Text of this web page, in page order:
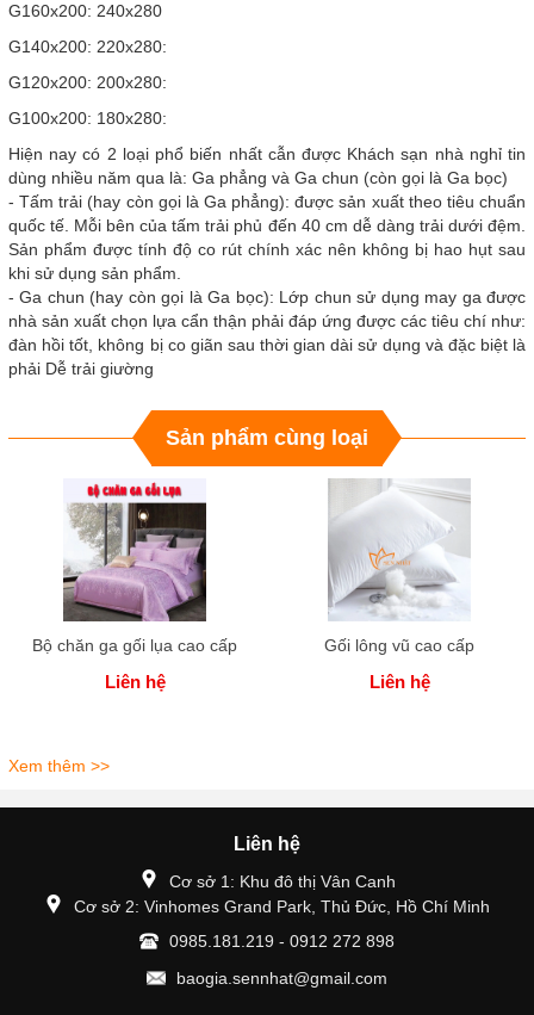
G160x200: 240x280
G140x200: 220x280:
G120x200: 200x280:
G100x200: 180x280:
Hiện nay có 2 loại phổ biến nhất cẫn được Khách sạn nhà nghỉ tin
dùng nhiều năm qua là: Ga phẳng và Ga chun (còn gọi là Ga bọc)
- Tấm trải (hay còn gọi là Ga phẳng): được sản xuất theo tiêu chuẩn
quốc tế. Mỗi bên của tấm trải phủ đến 40 cm dễ dàng trải dưới đệm.
Sản phẩm được tính độ co rút chính xác nên không bị hao hụt sau
khi sử dụng sản phẩm.
- Ga chun (hay còn gọi là Ga bọc): Lớp chun sử dụng may ga được
nhà sản xuất chọn lựa cẩn thận phải đáp ứng được các tiêu chí như:
đàn hồi tốt, không bị co giãn sau thời gian dài sử dụng và đặc biệt là
phải Dễ trải giường
Sản phẩm cùng loại
Bộ chăn ga gối lụa cao cấp
Liên hệ
Gối lông vũ cao cấp
Liên hệ
Xem thêm >>
Liên hệ
Cơ sở 1: Khu đô thị Vân Canh
Cơ sở 2: Vinhomes Grand Park, Thủ Đức, Hồ Chí Minh
0985.181.219 - 0912 272 898
baogia.sennhat@gmail.com